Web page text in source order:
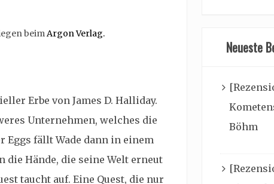
beimArgon Verlag.
Erbe von James D. Halliday.
Unternehmen, welches die
Eggs fällt Wade dann in einem
Hände, die seine Welt erneut
taucht auf. Eine Quest, die nur
Neueste
Böhm